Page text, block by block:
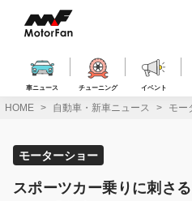
ス
車ニュース チューニング イベント
HOME 自動車・新車ニュース モー
モーターショー
スポーツカー乗りに刺さ